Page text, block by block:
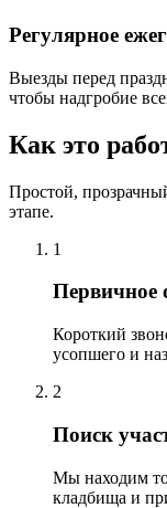
Регулярное
Выезды перед
чтобы надгробие
Как это
Простой,
этапе.
1
Первичное
Короткий
усопшего и
2
Поиск
Мы находим
кладбища и